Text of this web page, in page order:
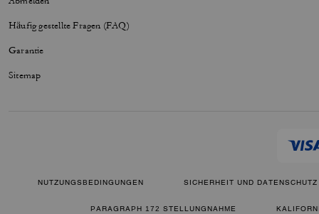
Häufig gestellte Fragen (FAQ)
Garantie
Sitemap
NUTZUNGSBEDINGUNGEN SICHERHEIT UND DATENSCHUTZ
PARAGRAPH 172 STELLUNGNAHME